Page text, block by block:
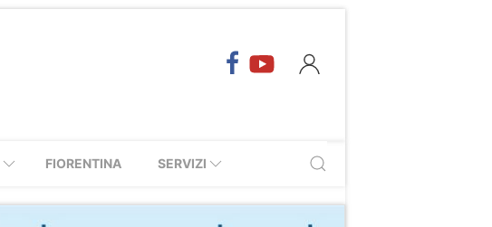
FIORENTINA SERVIZI